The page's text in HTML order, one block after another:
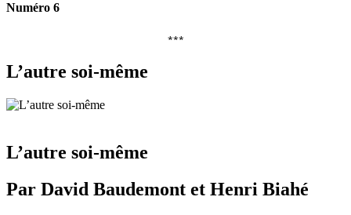
Numéro 6
***
L’autre soi-même
L’autre soi-même
Par David Baudemont et Henri Biahé